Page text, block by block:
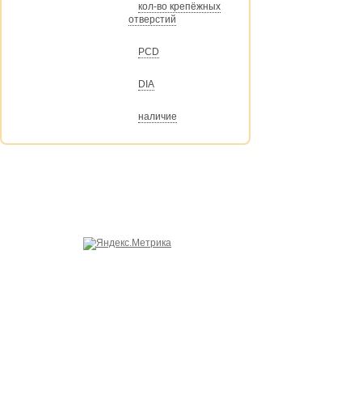
кол-во крепёжных
отверстий
PCD
DIA
наличие